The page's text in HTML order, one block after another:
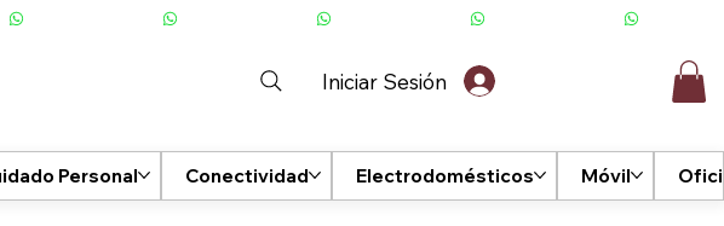
Iniciar Sesión
Personal Conectividad Electrodomésticos Móvil